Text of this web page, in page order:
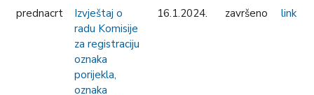
prednacrt
Izvještaj o
radu Komisije
za registraciju
oznaka
porijekla,
oznaka
16.1.2024. završeno link